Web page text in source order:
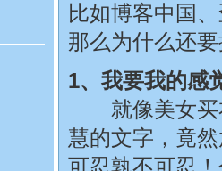
比如博客中国
那么为什么还
1、我要我的感
就像美女买衣
慧的文字，竟
可忍孰不可忍